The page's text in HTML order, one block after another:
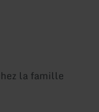
la famille